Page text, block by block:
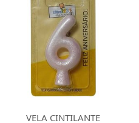
VELA CINTILANTE